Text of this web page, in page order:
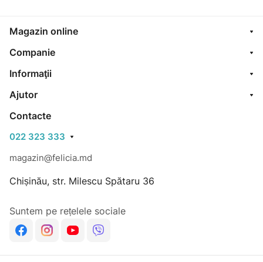
Magazin online
Companie
Informaţii
Ajutor
Contacte
022 323 333
magazin@felicia.md
Chișinău, str. Milescu Spătaru 36
Suntem pe rețelele sociale